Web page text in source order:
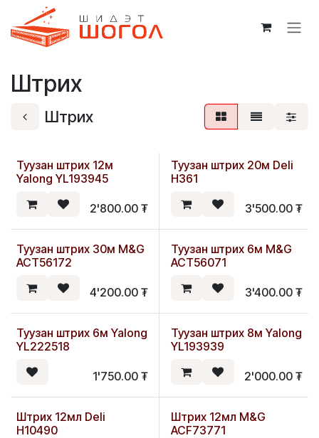
Skip to Content
Штрих
Штрих
Туузан штрих 12м
Yalong YL193945
2'800.00₮
Туузан штрих 20м Deli
H361
3'500.00₮
Туузан штрих 30м M&G
ACT56172
4'200.00₮
Шинэ
Туузан штрих 6м M&G
ACT56071
3'400.00₮
Туузан штрих 6м Yalong
YL222518
1'750.00₮
Туузан штрих 8м Yalong
YL193939
2'000.00₮
Штрих 12мл Deli
H10490
Штрих 12мл M&G
ACF73771